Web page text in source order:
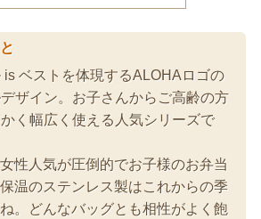
is ベストを体現するALOHAロゴの
ザイン。お子さんからご高齢の方
く幅広く使える人気シリーズで
性人気が圧倒的でお子様のお弁当
温のステンレス製はこれからの季
。どんなバッグとも相性がよく飽